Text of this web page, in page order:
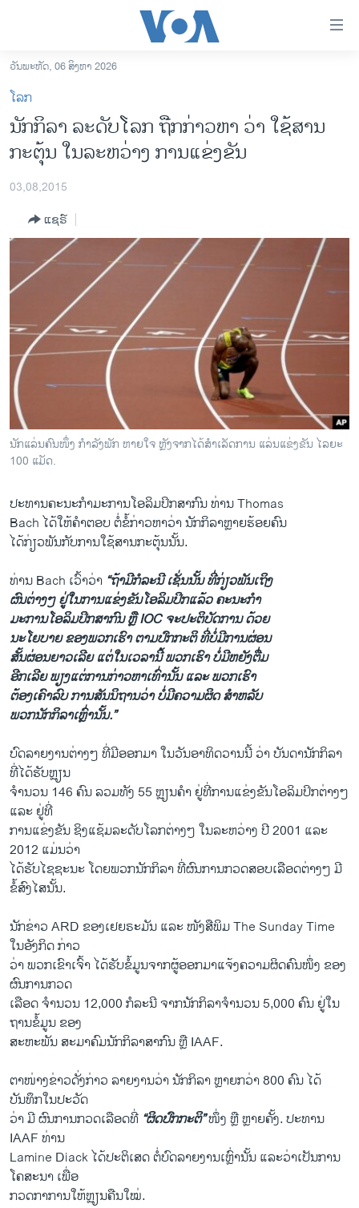
ເຂົ້າ
ຫາ
ຂ້າມ
ຂ້າມ
ຂ້າມ
ຫາ
ລາວ
ອາເມຣິກາ
ການເລືອກຕັ້ງ ປະທານາທີບໍດີ ສະຫະລັດ 2024
ຂ່າວ​ຈີນ
ໂລກ
ເອເຊຍ
ອິດສະຫຼະພາບດ້ານການຂ່າວ
ຊີວິດຊາວລາວ
ຊຸມຊົນຊາວລາວ
ວິທະຍາສາດ-ເທັກໂນໂລຈີ
ທຸລະກິດ
ພາສາອັງກິດ
ວີດີໂອ
ລາຍການກະຈາຍສຽງ
ລາຍງານ
ຕິດຕາມພວກເຮົາ ທີ່
ພາສາຕ່າງໆ
ວັນພະຫັດ, 06 ສິງຫາ 2026
ໂລກ
ນັກກິລາ ລະດັບໂລກ ຖືກກ່າວຫາ ວ່າ ໃຊ້ສານ
ກະຕຸ້ນ ໃນລະຫວ່າງ ການແຂ່ງຂັນ
03,08,2015
ແຊຣ໌
ນັກແລ່ນຄົນໜຶ່ງ ກຳລັງພັກ ຫາຍໃຈ ຫຼັງຈາກໄດ້ສຳເລັດການ ແລ່ນແຂ່ງຂັນ ໄລຍະ
100 ແມັດ.
ປະທານຄະນະ​ກຳມະການ​ໂອ​ລິ​ມປິກ​ສາກົນ ທ່ານ Thomas
Bach ​ໄດ້​ໃຫ້​ຄຳ​ຕອບ ​ຕໍ່​ຂໍ້​ກ່າວ​ຫາ​ວ່າ ນັກ​ກິລາຫຼາຍຮ້ອຍ​ຄົນ​
ໄດ້​ກ່ຽວ​ພັນ​ກັບ​ການໃຊ້​ສານ​ກະ​ຕຸ້ນ​ນັ້ນ.
ທ່ານ Bach ​ເວົ້າວ່າ “ຖ້າ​ມີ​ກໍລະນີ ​ເຊັ່ນ​ນັ້ນ ທີ່​ກ່ຽວ​ພັນ​ເຖິງ​
ຜົນ​ຕ່າງໆ ຢູ່​ໃນ​ການ​ແຂ່ງຂັນ​ໂອ​ລິ​ມປິກ​ແລ້ວ ຄະນະ​ກຳ
ມະການໂອ​ລິ​ມປິກ​ສາກົນ ຫຼື IOC ຈະ​ປະຕິບັດ​ການ​ ດ້ວຍ​
ນະ​ໂຍບາຍ ​ຂອງ​ພວກ​ເຮົາ ຕາມ​ປົກກະຕິ​ ທີ່ບໍ່​ມີ​ການ​ຜ່ອນ​
ສັ້ນ​ຜ່ອນ​ຍາວ​ເລີຍ ​ແຕ່​ໃນ​ເວລາ​ນີ້ ພວກ​ເຮົາ ບໍ່​ມີ​ຫຍັງ​ຕື່ມ
​ອີກ​ເລີຍ ພຽງ​ແຕ່​ການ​ກ່າວ​ຫາ​ເທົ່າ​ນັ້ນ ​ແລະ ພວກ​ເຮົາ​
ຕ້ອງ​ເຄົາລົບ ການສັນນິຖານ​ວ່າ ບໍ່ມີ​ຄວາມ​ຜິດ ສຳ​ຫລັບ​
ພວກ​ນັກ​ກິ​ລາ​ເຫຼົ່ານັ້ນ.”
ບົດ​ລາຍ​ງານ​ຕ່າງໆ ທີ່​ມີ​ອອກ​ມາ ​ໃນ​ວັນ​ອາທິດ​ວານ​ນີ້ ວ່າ ບັນດາ​ນັກ​ກິລາ​
ທີ່​ໄດ້​ຮັບຫຼຽນ
ຈຳນວນ 146 ຄົນ ລວມທັງ 55 ຫຼຽນຄຳ ຢູ່​ທີ່​ການ​ແຂ່ງຂັນ​ໂອ​ລິ​ມປິກຕ່າງໆ
​ແລະ ຢູ່​ທີ່​
ການ​ແຂ່ງຂັນ ຊິງ​ແຊ້ມລະດັບ​ໂລກຕ່າງໆ ໃນລະຫວ່າງ ​ປີ 2001 ​ແລະ
2012 ​ແມ່ນ​ວ່າ​
ໄດ້​ຮັບໄຊຊະນະ ​ໂດຍ​ພວກ​ນັກ​ກິລາ ທີ່ຜົນ​ການກວດ​ສອບ​ເລືອດຕ່າງໆ ມີ​
ຂໍ້​ສົງ​ໄສນັ້ນ.
ນັກ​ຂ່າ​ວ ARD ຂອງ​ເຢຍຣະມັນ ​ແລະ ໜັງສືພິມ The Sunday Time ​
ໃນ​ອັງກິດ ກ່າວ​
ວ່າ ພວກ​ເຂົາ​ເຈົ້າ ​ໄດ້​ຮັບ​ຂໍ້​ມູນ​ຈາກ​ຜູ້ອອກ​ມາ​ແຈ້ງ​ຄວາມ​ຜິດຄົນ​ໜຶ່ງ ຂອງ
ຜົນ​ການກວດ
ເລືອດ ຈຳນວນ 12,000 ກໍລະນີ ຈາກນັກກິລາຈຳນວນ 5,000 ຄົນ ​ຢູ່ໃນ​
ຖານ​ຂໍ້​ມູນ ຂອງ​
ສະຫະພັນ​ ສະມາຄົມນັກ​ກິລາ​ສາກົນ ຫຼື IAAF.
ຕາໜ່າງຂ່າວ​ດັ່ງກ່າວ ລາຍ​ງານ​ວ່າ ນັກ​ກິລາ ຫຼາຍກວ່າ 800 ຄົນ ​ໄດ້​
ບັນທຶກ​ໃນ​ປະວັດ
ວ່າ ມີ ຜົນ​ການ​ກວດ​ເ​ລື​ອດທີ່ “ຜິດປົກກະຕິ”ໜຶ່ງ​ ຫຼື ຫຼາຍຄັ້ງ. ປະທານ
IAAF ທ່ານ
Lamine Diack ​ໄດ້​ປະຕິ​ເສດ ຕໍ່ບົດ​ລາຍ​ງານ​ເຫຼົ່ານັ້ນ ແລະວ່າ​ເປັນ​ການ
ໂຄສະນາ ​ເພື່ອ​
ກວດກາ​ການ​ໃຫ້ຫຼຽນຄືນ​ໃໝ່.